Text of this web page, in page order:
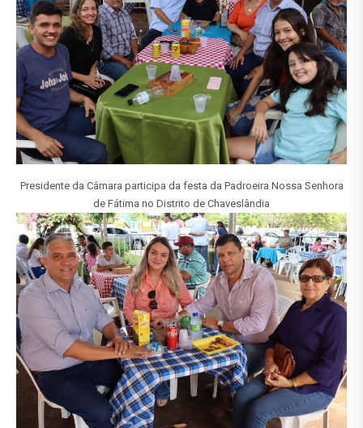
Presidente da Câmara participa da festa da Padroeira Nossa Senhora
de Fátima no Distrito de Chaveslândia